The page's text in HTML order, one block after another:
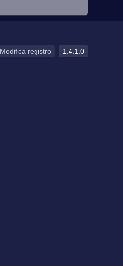
Modifica registro 1.4.1.0